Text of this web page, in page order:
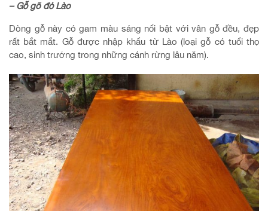
– Gỗ gõ đỏ Lào
Dòng gỗ này có gam màu sáng nổi bật với vân gỗ đều, đẹp
rất bắt mắt. Gỗ được nhập khẩu từ Lào (loại gỗ có tuổi thọ
cao, sinh trưởng trong những cánh rừng lâu năm).